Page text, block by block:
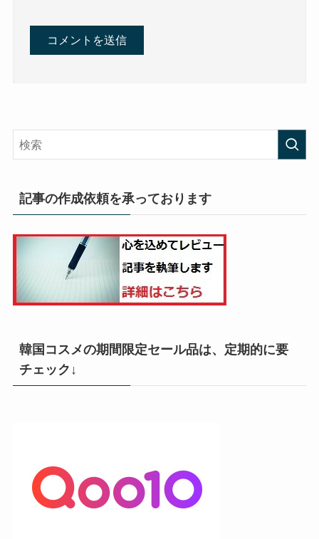
記事の作成依頼を承っております
韓国コスメの期間限定セール品は、定期的に要
チェック↓